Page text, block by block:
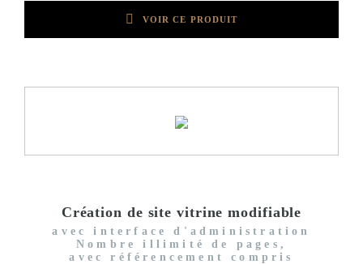
VOIR CE PRODUIT
Création de site vitrine modifiable
avec interface d'administration
Nombre illimité de pages,
avec référencement compris